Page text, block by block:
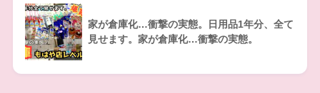
家が倉庫化…衝撃の実態。日用品1年分、全て
見せます。家が倉庫化…衝撃の実態。